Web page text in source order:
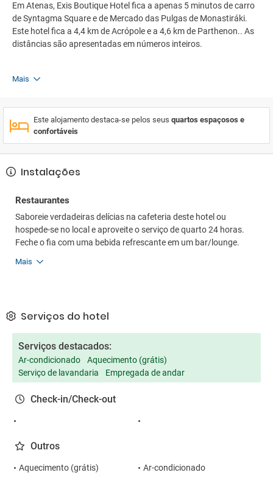
Em Atenas, Exis Boutique Hotel fica a apenas 5 minutos de carro
de Syntagma Square e de Mercado das Pulgas de Monastiráki.
Este hotel fica a 4,4 km de Acrópole e a 4,6 km de Parthenon.. As
distâncias são apresentadas em números inteiros.
Mais
Este alojamento destaca-se pelos seus quartos espaçosos e
confortáveis
Instalações
Restaurantes
Saboreie verdadeiras delícias na cafeteria deste hotel ou
hospede-se no local e aproveite o serviço de quarto 24 horas.
Feche o fia com uma bebida refrescante em um bar/lounge.
Mais
Serviços do hotel
Serviços destacados:
Ar-condicionado
Aquecimento (grátis)
Serviço de lavandaria
Empregada de andar
Check-in/Check-out
Outros
Aquecimento (grátis) Ar-condicionado